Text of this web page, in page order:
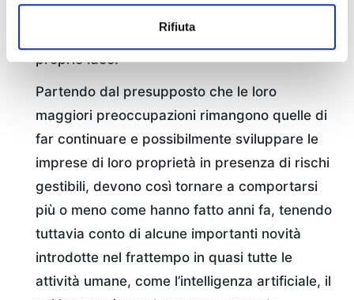
Rifiuta
loro la necessità di adattarsi ai tempi
basandosi pressoché esclusivamente sulle
proprie idee.
Partendo dal presupposto che le loro
maggiori preoccupazioni rimangono quelle di
far continuare e possibilmente sviluppare le
imprese di loro proprietà in presenza di rischi
gestibili, devono così tornare a comportarsi
più o meno come hanno fatto anni fa, tenendo
tuttavia conto di alcune importanti novità
introdotte nel frattempo in quasi tutte le
attività umane, come l’intelligenza artificiale, il